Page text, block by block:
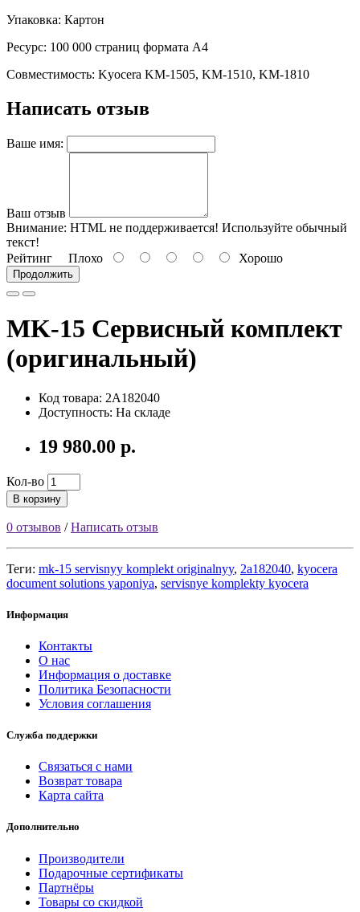
Упаковка: Картон
Ресурс: 100 000 страниц формата А4
Совместимость: Kyocera KM-1505, KM-1510, KM-1810
Написать отзыв
Ваше имя:
Ваш отзыв
Внимание: HTML не поддерживается! Используйте обычный
текст!
Рейтинг Плохо Хорошо
Продолжить
MK-15 Сервисный комплект
(оригинальный)
Код товара: 2A182040
Доступность: На складе
19 980.00 р.
Кол-во
В корзину
0 отзывов /Написать отзыв
Теги: mk-15 servisnyy komplekt originalnyy, 2a182040, kyocera
document solutions yaponiya, servisnye komplekty kyocera
Информация
Контакты
О нас
Информация о доставке
Политика Безопасности
Условия соглашения
Служба поддержки
Связаться с нами
Возврат товара
Карта сайта
Дополнительно
Производители
Подарочные сертификаты
Партнёры
Товары со скидкой